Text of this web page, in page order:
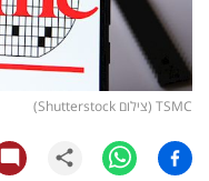
קריפטו
ויראלי
TSMC (צילום Shutterstock)